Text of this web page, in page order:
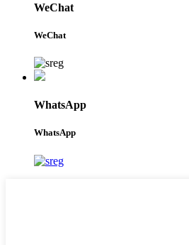
WeChat
WeChat
WhatsApp
WhatsApp